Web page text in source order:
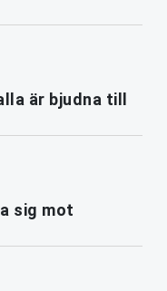
är bjudna till
sig mot